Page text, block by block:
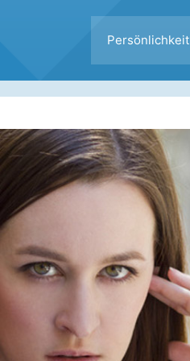
Persönlichkeit